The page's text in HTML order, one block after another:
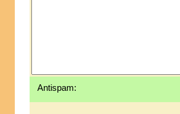
Antispam: